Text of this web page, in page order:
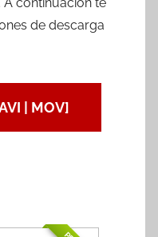
de descarga
| MOV]